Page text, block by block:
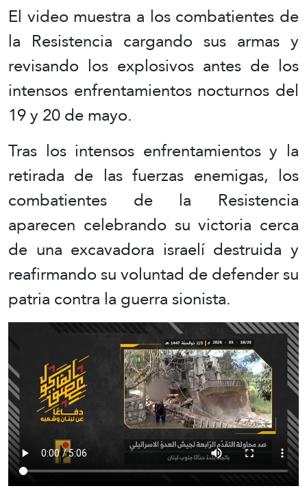
El video muestra a los combatientes de
la Resistencia cargando sus armas y
revisando los explosivos antes de los
intensos enfrentamientos nocturnos del
19 y 20 de mayo.
Tras los intensos enfrentamientos y la
retirada de las fuerzas enemigas, los
combatientes de la Resistencia
aparecen celebrando su victoria cerca
de una excavadora israelí destruida y
reafirmando su voluntad de defender su
patria contra la guerra sionista.